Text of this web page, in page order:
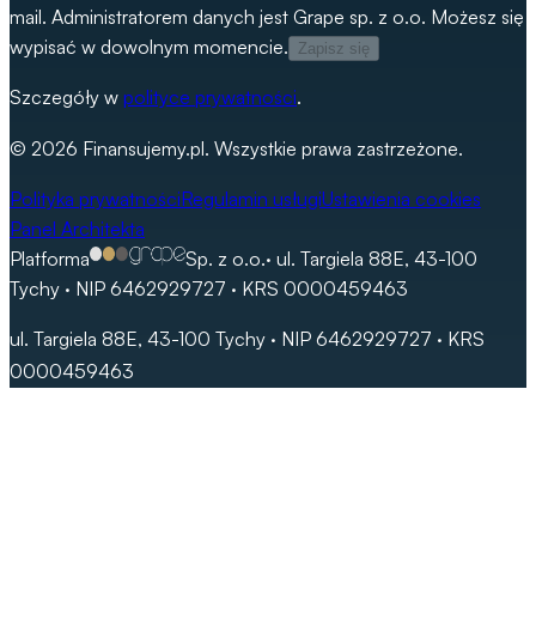
mail. Administratorem danych jest Grape sp. z o.o. Możesz się
wypisać w dowolnym momencie.
Zapisz się
Szczegóły w polityce prywatności.
© 2026 Finansujemy.pl. Wszystkie prawa zastrzeżone.
Polityka prywatnościRegulamin usługiUstawienia cookies
Panel Architekta
Platforma
Sp. z o.o.· ul. Targiela 88E, 43-100
Tychy · NIP 6462929727 · KRS 0000459463
ul. Targiela 88E, 43-100 Tychy · NIP 6462929727 · KRS
0000459463